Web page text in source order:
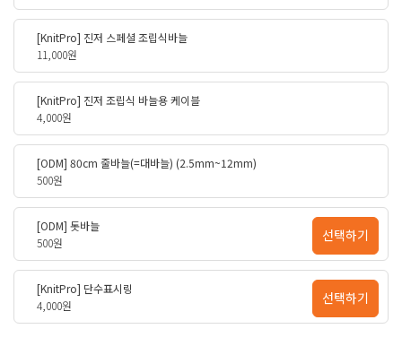
[KnitPro] 진저 스페셜 조립식바늘
11,000원
[KnitPro] 진저 조립식 바늘용 케이블
4,000원
[ODM] 80cm 줄바늘(=대바늘) (2.5mm~12mm)
500원
[ODM] 돗바늘
500원
선택하기
[KnitPro] 단수표시링
4,000원
선택하기